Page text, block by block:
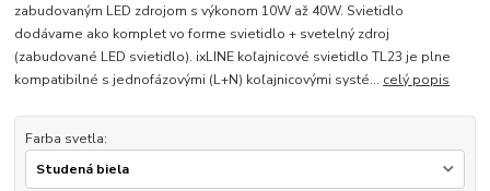
zabudovaným LED zdrojom s výkonom 10W až 40W. Svietidlo
dodávame ako komplet vo forme svietidlo + svetelný zdroj
(zabudované LED svietidlo). ixLINE koľajnicové svietidlo TL23 je plne
kompatibilné s jednofázovými (L+N) koľajnicovými systé... celý popis
Farba svetla: